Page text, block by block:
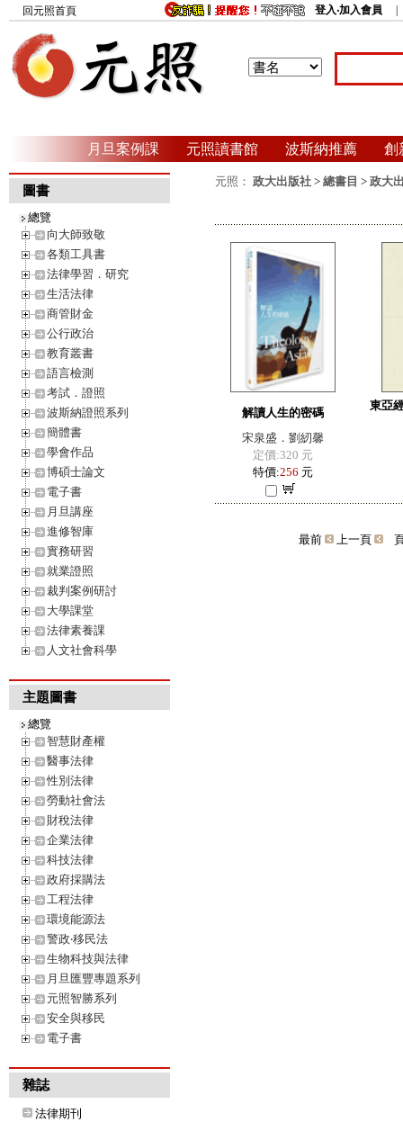
回元照首頁 登入‧加入會員
月旦案例課 元照讀書館 波斯納推薦 創
圖書
總覽
向大師致敬
各類工具書
法律學習．研究
生活法律
商管財金
公行政治
教育叢書
語言檢測
考試．證照
波斯納證照系列
簡體書
學會作品
博碩士論文
電子書
月旦講座
進修智庫
實務研習
就業證照
裁判案例研討
大學課堂
法律素養課
人文社會科學
主題圖書
總覽
智慧財產權
醫事法律
性別法律
勞動社會法
財稅法律
企業法律
科技法律
政府採購法
工程法律
環境能源法
警政‧移民法
生物科技與法律
月旦匯豐專題系列
元照智勝系列
安全與移民
電子書
雜誌
法律期刊
元照： 政大出版社 > 總書目 > 政大
解讀人生的密碼
宋泉盛．劉紉馨
定價:320 元
特價:256 元
東亞
最前 上一頁